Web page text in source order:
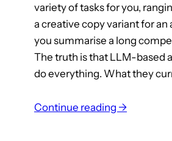
variety of tasks for you,
a creative copy variant for an
you summarise a long
The truth is that LLM-based
do everything. What they
Continue reading →: